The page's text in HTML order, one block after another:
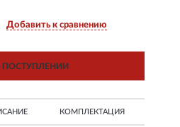
Добавить к сравнению
КОМПЛЕКТАЦИЯ